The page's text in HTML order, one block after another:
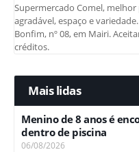
Supermercado Comel,
agradável, espaço e
Bonfim, nº 08, em Mairi.
créditos.
Mais lidas
Menino de 8 anos é
dentro de piscina
06/08/2026